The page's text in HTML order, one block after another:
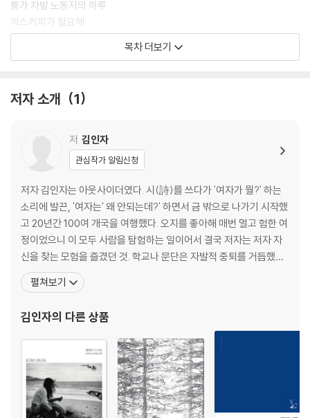
퉁가 차밭 노동자의 하루
믹스커피가 필요해
따뜻한 신맛 부드러운 쓴맛
꽃은 고통이 되고 고통은 빵이 되고
담푸스 마을의 그녀
내 꿈은 자연주의자
사자의 허니문
티타임
화령樺嶺
베르베르의 붉은 저녁
가보지 못한 루강의 옛 거리
겨울바다 신두리 사구
바퀴만큼 유혹적인 존재가 있을까
유감, 고부열전
다큐멘터리 영화 〈카일라스 가는 길〉
학림다방 앞이었다
찰나
목차 더보기
저자 소개 1
저 김인자
관심작가 알림신청
저자 김인자는 아웃사이더였다. 시(詩)를 쓰다가 '여자가 뭘?' 하는
소리에 발끈, '여자는' 왜 안되는데?' 하면서 금 밖으로 나가기 시작했
고 20년간 100여 개국을 여행했다. 오지를 좋아해 매번 멀고 험한 여
정이었으니 이 모두 사람을 탐험하는 일이어서 결국 저자는 저자 자
신을 찾는 모험을 즐겼던 것. 학교나 문단은 자발적 중퇴를 거듭했으
나 가족과 친구는 굳건히 지켰다. 길은 시(詩)나 부(富) 명예보다 중
요한 것이 많다는 걸 가르쳐주었고, 여자라서 더 잘 할 수 있다는 걸
작아 설명 불가한 존재가 나라는 것
펼쳐보기
김인자의 다른 상품